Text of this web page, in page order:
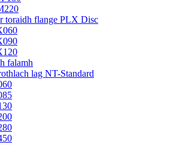
toraidh flange PLX Disc
falamh
lag NT-Standard